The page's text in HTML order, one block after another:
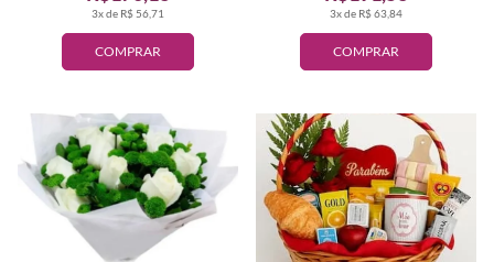
COMPRAR
3x de R$ 56,71
COMPRAR
3x de R$ 63,84